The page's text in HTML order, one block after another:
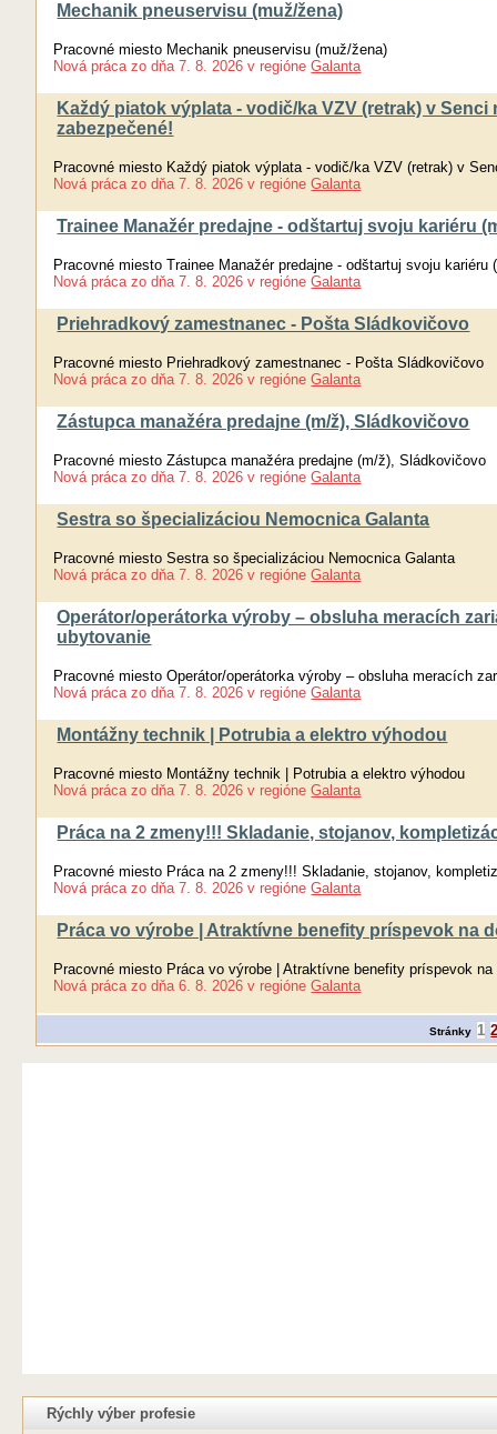
Mechanik pneuservisu (muž/žena)
Pracovné miesto Mechanik pneuservisu (muž/žena)
Nová práca zo dňa 7. 8. 2026 v regióne Galanta
Každý piatok výplata - vodič/ka VZV (retrak) v
zabezpečené!
Pracovné miesto Každý piatok výplata - vodič/ka VZV (retrak) v
Nová práca zo dňa 7. 8. 2026 v regióne Galanta
Trainee Manažér predajne - odštartuj svoju kariéru
Pracovné miesto Trainee Manažér predajne - odštartuj svoju kariéru
Nová práca zo dňa 7. 8. 2026 v regióne Galanta
Priehradkový zamestnanec - Pošta Sládkovičovo
Pracovné miesto Priehradkový zamestnanec - Pošta Sládkovičovo
Nová práca zo dňa 7. 8. 2026 v regióne Galanta
Zástupca manažéra predajne (m/ž), Sládkovičovo
Pracovné miesto Zástupca manažéra predajne (m/ž), Sládkovičovo
Nová práca zo dňa 7. 8. 2026 v regióne Galanta
Sestra so špecializáciou Nemocnica Galanta
Pracovné miesto Sestra so špecializáciou Nemocnica Galanta
Nová práca zo dňa 7. 8. 2026 v regióne Galanta
Operátor/operátorka výroby – obsluha meracích
ubytovanie
Pracovné miesto Operátor/operátorka výroby – obsluha meracích
Nová práca zo dňa 7. 8. 2026 v regióne Galanta
Montážny technik | Potrubia a elektro výhodou
Pracovné miesto Montážny technik | Potrubia a elektro výhodou
Nová práca zo dňa 7. 8. 2026 v regióne Galanta
Práca na 2 zmeny!!! Skladanie, stojanov,
Pracovné miesto Práca na 2 zmeny!!! Skladanie, stojanov,
Nová práca zo dňa 7. 8. 2026 v regióne Galanta
Práca vo výrobe | Atraktívne benefity príspevok na
Pracovné miesto Práca vo výrobe | Atraktívne benefity príspevok
Nová práca zo dňa 6. 8. 2026 v regióne Galanta
Stránky 1
Rýchly výber profesie